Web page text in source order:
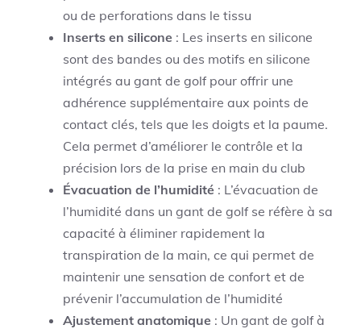
ou de perforations dans le tissu
Inserts en silicone : Les inserts en silicone
sont des bandes ou des motifs en silicone
intégrés au gant de golf pour offrir une
adhérence supplémentaire aux points de
contact clés, tels que les doigts et la paume.
Cela permet d’améliorer le contrôle et la
précision lors de la prise en main du club
Évacuation de l’humidité : L’évacuation de
l’humidité dans un gant de golf se réfère à sa
capacité à éliminer rapidement la
transpiration de la main, ce qui permet de
maintenir une sensation de confort et de
prévenir l’accumulation de l’humidité
Ajustement anatomique : Un gant de golf à